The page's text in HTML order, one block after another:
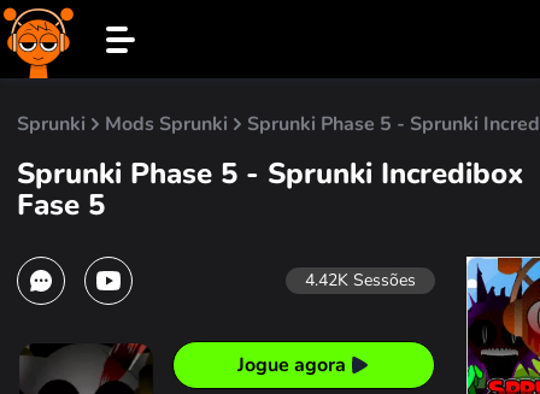
Sprunki Mods Sprunki Sprunki Phase 5 - Sprunki
Sprunki Phase 5 - Sprunki Incredibox
Fase 5
4.42K Sessões
Jogue agora